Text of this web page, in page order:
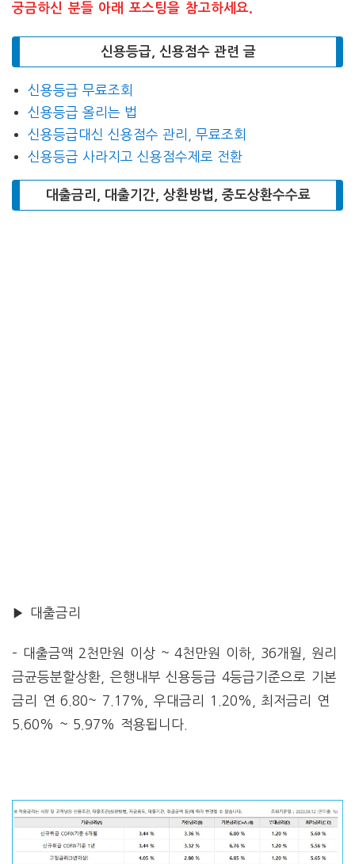
궁금하신 분들 아래 포스팅을 참고하세요.
신용등급, 신용점수 관련 글
신용등급 무료조회
신용등급 올리는 법
신용등급대신 신용점수 관리, 무료조회
신용등급 사라지고 신용점수제로 전환
대출금리, 대출기간, 상환방법, 중도상환수수료
▶ 대출금리
– 대출금액 2천만원 이상 ~ 4천만원 이하, 36개월, 원리
금균등분할상환, 은행내부 신용등급 4등급기준으로 기본
금리 연 6.80~ 7.17%, 우대금리 1.20%, 최저금리 연
5.60% ~ 5.97% 적용됩니다.